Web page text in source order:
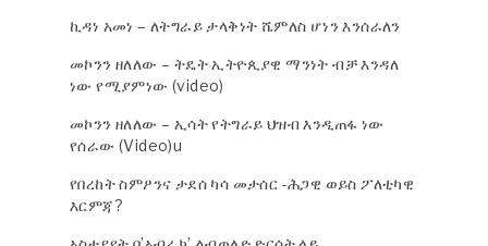
ኪዳነ አመነ – ለትግራይ ታላቅነት ሼምለስ ሆነን እንሰራለን
መኮንን ዘለለው – ትዴት ኢትዮጲያዊ ማንነት ብቻ እንዳለ
ነው የሚያምነው (video)
መኮንን ዘለለው – ኢሳት የትግራይ ህዝብ እንዲጠፋ ነው
የሰራው (Video)u
የበረከት ስምዖንና ታደሰ ካሳ መታሰር -ሕጋዊ ወይስ ፖለቲካዊ
እርምጃ?